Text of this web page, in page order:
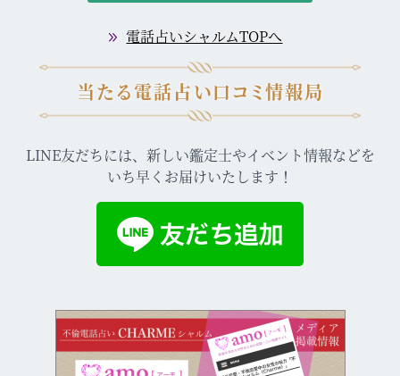
電話占いシャルムTOPへ
当たる電話占い口コミ情報局
LINE友だちには、新しい鑑定士やイベント情報などを
いち早くお届けいたします！